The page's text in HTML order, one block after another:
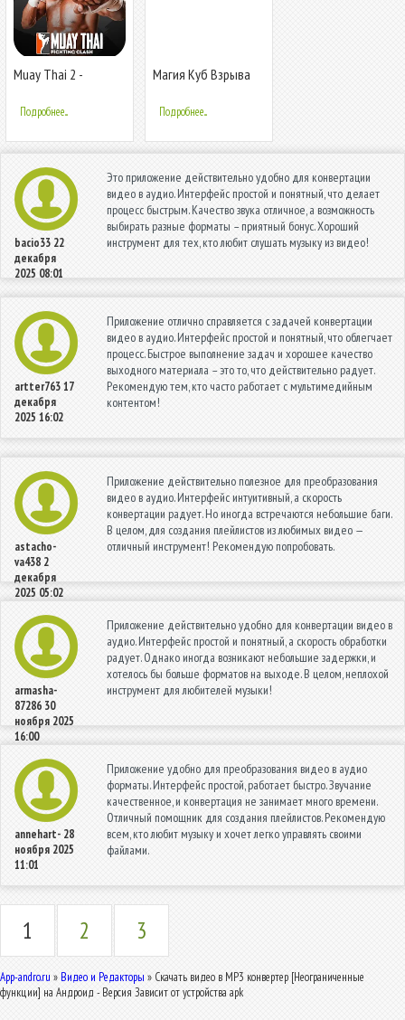
Muay Thai 2 -
Подробнее...
Магия Куб Взрыва
Подробнее...
bacio33 22
декабря
2025 08:01
Это приложение действительно удобно для конвертации
видео в аудио. Интерфейс простой и понятный, что делает
процесс быстрым. Качество звука отличное, а возможность
выбирать разные форматы – приятный бонус. Хороший
инструмент для тех, кто любит слушать музыку из видео!
artter76317
декабря
2025 16:02
Приложение отлично справляется с задачей конвертации
видео в аудио. Интерфейс простой и понятный, что облегчает
процесс. Быстрое выполнение задач и хорошее качество
выходного материала – это то, что действительно радует.
Рекомендую тем, кто часто работает с мультимедийным
контентом!
astacho-
va438 2
декабря
2025 05:02
Приложение действительно полезное для преобразования
видео в аудио. Интерфейс интуитивный, а скорость
конвертации радует. Но иногда встречаются небольшие баги.
В целом, для создания плейлистов из любимых видео —
отличный инструмент! Рекомендую попробовать.
armasha-
87286 30
ноября 2025
16:00
Приложение действительно удобно для конвертации видео в
аудио. Интерфейс простой и понятный, а скорость обработки
радует. Однако иногда возникают небольшие задержки, и
хотелось бы больше форматов на выходе. В целом, неплохой
инструмент для любителей музыки!
annehart- 28
ноября 2025
11:01
Приложение удобно для преобразования видео в аудио
форматы. Интерфейс простой, работает быстро. Звучание
качественное, и конвертация не занимает много времени.
Отличный помощник для создания плейлистов. Рекомендую
всем, кто любит музыку и хочет легко управлять своими
файлами.
1 2 3
App-andro.ru » Видео и Редакторы » Скачать видео в MP3 конвертер [Неограниченные
функции] на Андроид - Версия Зависит от устройства apk